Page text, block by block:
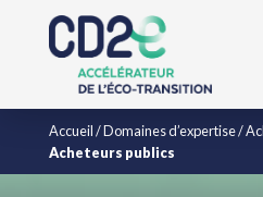
Accueil/Domaines d’expertise/
Acheteurs publics